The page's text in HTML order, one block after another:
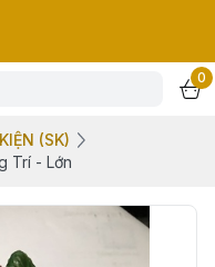
0
(SK)
Trí - Lớn